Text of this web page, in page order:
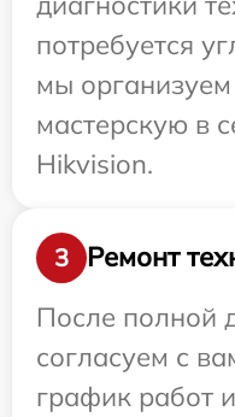
потребуется
мы
мастерскую в
Hikvision.
3
Ремонт
После полной
согласуем с
график работ